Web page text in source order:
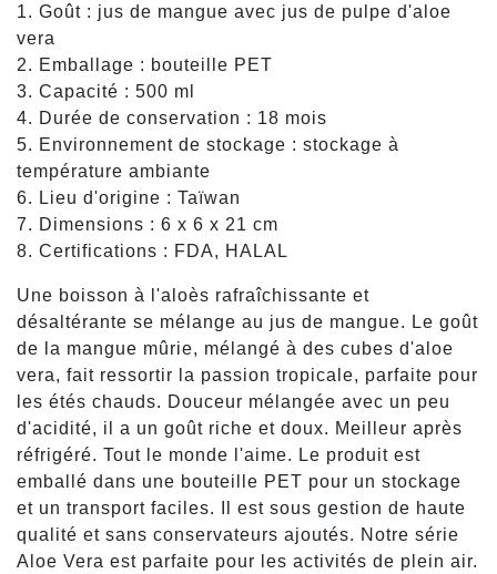
1. Goût : jus de mangue avec jus de pulpe d'aloe
vera
2. Emballage : bouteille PET
3. Capacité : 500 ml
4. Durée de conservation : 18 mois
5. Environnement de stockage : stockage à
température ambiante
6. Lieu d'origine : Taïwan
7. Dimensions : 6 x 6 x 21 cm
8. Certifications : FDA, HALAL
Une boisson à l'aloès rafraîchissante et
désaltérante se mélange au jus de mangue. Le goût
de la mangue mûrie, mélangé à des cubes d'aloe
vera, fait ressortir la passion tropicale, parfaite pour
les étés chauds. Douceur mélangée avec un peu
d'acidité, il a un goût riche et doux. Meilleur après
réfrigéré. Tout le monde l'aime. Le produit est
emballé dans une bouteille PET pour un stockage
et un transport faciles. Il est sous gestion de haute
qualité et sans conservateurs ajoutés. Notre série
Aloe Vera est parfaite pour les activités de plein air.